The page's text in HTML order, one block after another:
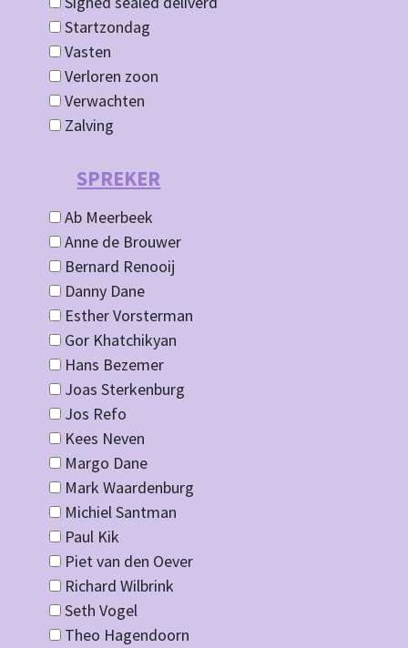
Startzondag
Vasten
Verloren zoon
Verwachten
Zalving
SPREKER
Ab Meerbeek
Anne de Brouwer
Bernard Renooij
Danny Dane
Esther Vorsterman
Gor Khatchikyan
Hans Bezemer
Joas Sterkenburg
Jos Refo
Kees Neven
Margo Dane
Mark Waardenburg
Michiel Santman
Paul Kik
Piet van den Oever
Richard Wilbrink
Seth Vogel
Theo Hagendoorn